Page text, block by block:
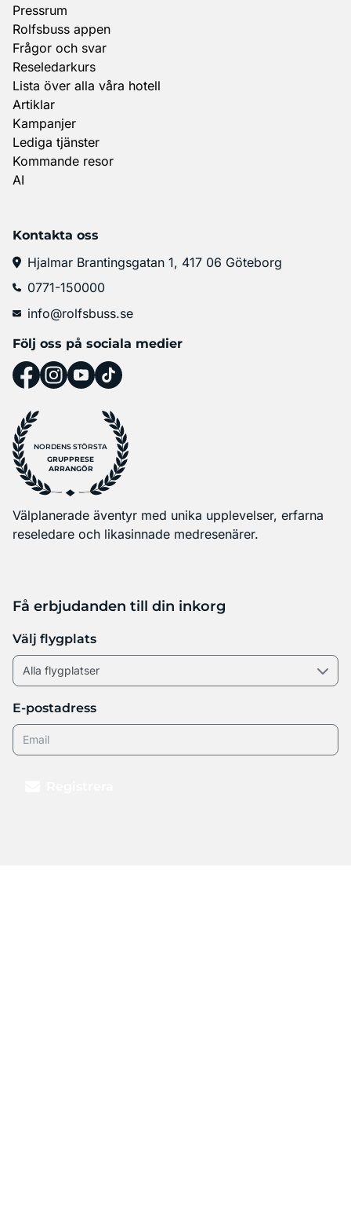
Pressrum
Rolfsbuss appen
Frågor och svar
Reseledarkurs
Lista över alla våra hotell
Artiklar
Kampanjer
Lediga tjänster
Kommande resor
AI
Kontakta oss
Hjalmar Brantingsgatan 1, 417 06 Göteborg
0771-150000
info@rolfsbuss.se
Följ oss på sociala medier
NORDENS STÖRSTA
GRUPPRESE
ARRANGÖR
Välplanerade äventyr med unika upplevelser, erfarna
reseledare och likasinnade medresenärer.
Få erbjudanden till din inkorg
Välj flygplats
E-postadress